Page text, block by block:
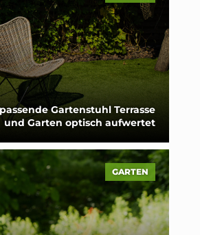
Gartenstuhl Terrasse
und Garten optisch aufwertet
GARTEN